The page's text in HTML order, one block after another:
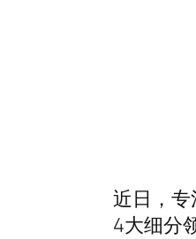
近日，
4大细分